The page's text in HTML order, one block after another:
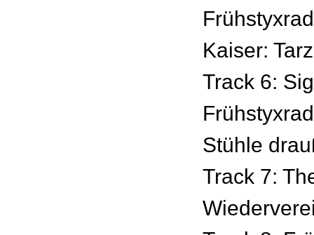
Kaiser:
Track 6:
Stühle
Track 7: